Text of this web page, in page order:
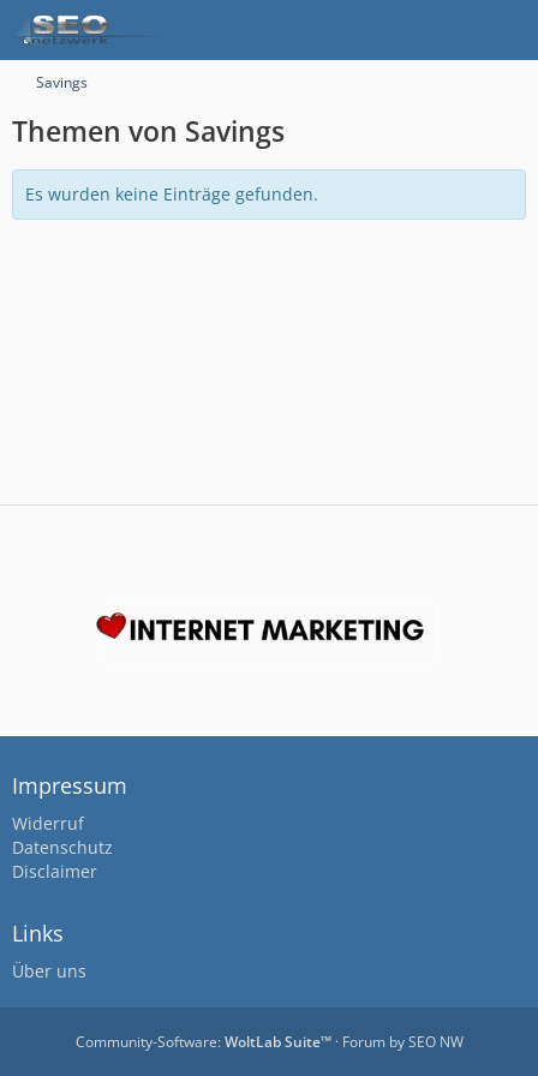
Savings
Themen von Savings
Es wurden keine Einträge gefunden.
Impressum
Widerruf
Datenschutz
Disclaimer
Links
Über uns
Community-Software:WoltLab Suite™· Forum bySEO NW